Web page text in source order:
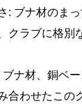
: ブナ材のま
クラブに格別
ナ材、銅ベ
合わせたこの